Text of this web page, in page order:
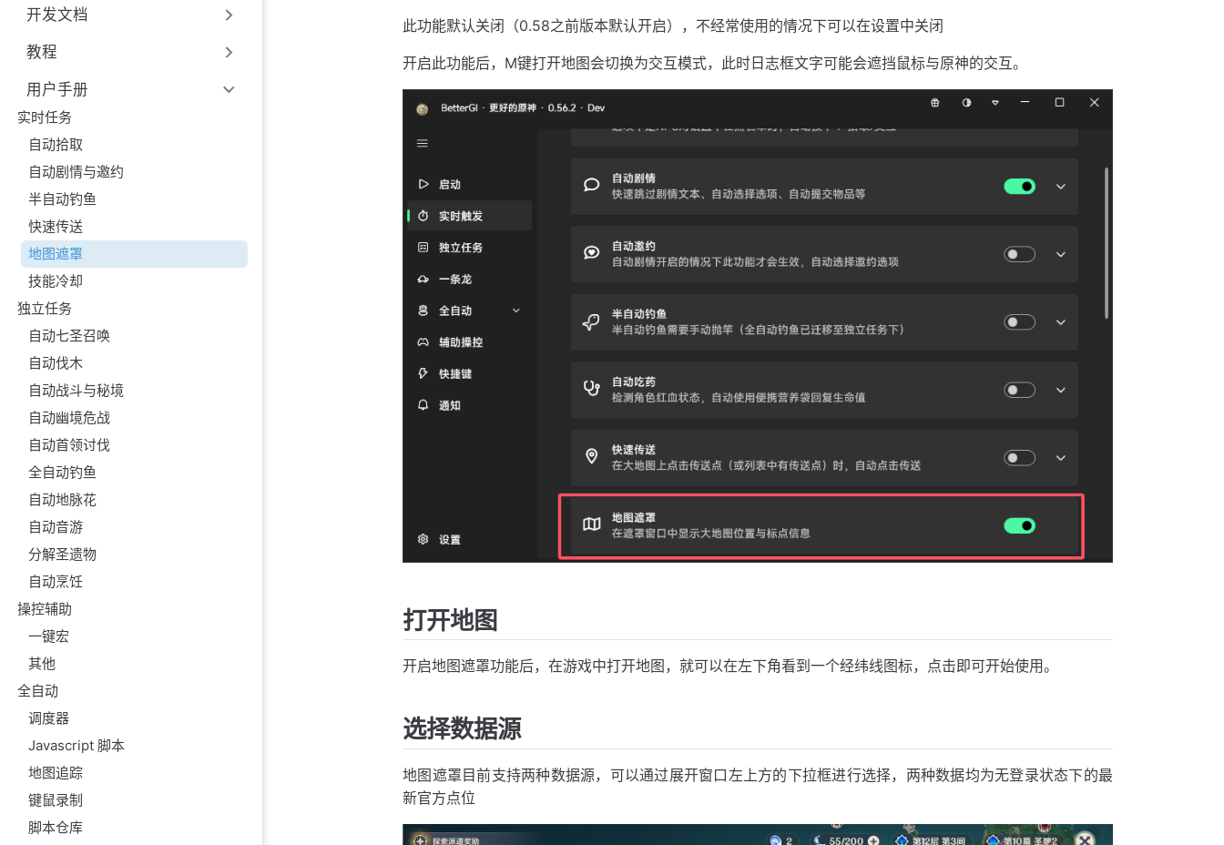
开发文档
教程
用户手册
实时任务
自动拾取
自动剧情与邀约
半自动钓鱼
快速传送
地图遮罩
技能冷却
独立任务
自动七圣召唤
自动伐木
自动战斗与秘境
自动幽境危战
自动首领讨伐
全自动钓鱼
自动地脉花
自动音游
分解圣遗物
自动烹饪
操控辅助
一键宏
其他
全自动
调度器
Javascript 脚本
地图追踪
键鼠录制
脚本仓库
此功能默认关闭（0.58之前版本默认开启），不经常使用的情况下可以在设置中关闭
开启此功能后，M键打开地图会切换为交互模式，此时日志框文字可能会遮挡鼠标与原神的交互。
打开地图
开启地图遮罩功能后，在游戏中打开地图，就可以在左下角看到一个经纬线图标，点击即可开始使用。
选择数据源
地图遮罩目前支持两种数据源，可以通过展开窗口左上方的下拉框进行选择，两种数据均为无登录状态下的最
新官方点位